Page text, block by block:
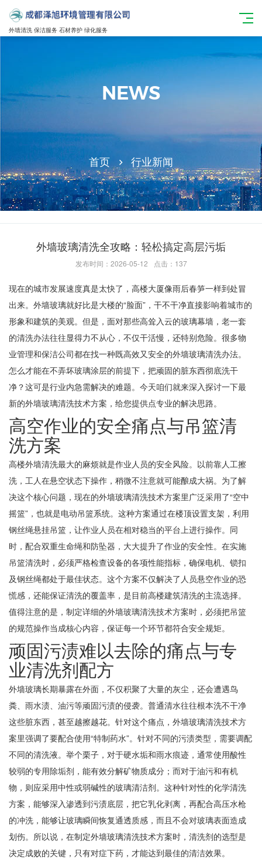
外墙清洗 保洁服务 石材养护 绿化服务
NEWS
首页 行业新闻
外墙玻璃清洗全攻略：轻松搞定高层污垢
发布时间：2026-05-12 点击：137
现在的城市发展速度真是太快了，高楼大厦像雨后春笋一样到处冒
出来。外墙玻璃就好比是大楼的“脸面”，干不干净直接影响着城市的
形象和建筑的美观。但是，面对那些高耸入云的玻璃幕墙，老一套
的清洗办法往往显得力不从心，不仅干活慢，还特别危险。很多物
业管理和保洁公司都在找一种既高效又安全的外墙玻璃清洗办法。
怎么才能在不弄坏玻璃涂层的前提下，把顽固的脏东西彻底洗干
净？这可是行业内急需解决的难题。今天咱们就来深入探讨一下最
新的外墙玻璃清洗技术方案，给您提供点专业的解决思路。
高空作业的安全痛点与吊篮清
洗方案
高楼外墙清洗最大的麻烦就是作业人员的安全风险。以前靠人工擦
洗，工人在悬空状态下操作，稍微不注意就可能酿成大祸。为了解
决这个核心问题，现在的外墙玻璃清洗技术方案里广泛采用了“空中
摇篮”，也就是电动吊篮系统。这种方案通过在楼顶设置支架，利用
钢丝绳悬挂吊篮，让作业人员在相对稳当的平台上进行操作。同
时，配合双重生命绳和防坠器，大大提升了作业的安全性。在实施
吊篮清洗时，必须严格检查设备的各项性能指标，确保电机、锁扣
及钢丝绳都处于最佳状态。这个方案不仅解决了人员悬空作业的恐
慌感，还能保证清洗的覆盖率，是目前高楼建筑清洗的主流选择。
值得注意的是，制定详细的外墙玻璃清洗技术方案时，必须把吊篮
的规范操作当成核心内容，保证每一个环节都符合安全规矩。
顽固污渍难以去除的痛点与专
业清洗剂配方
外墙玻璃长期暴露在外面，不仅积聚了大量的灰尘，还会遭遇鸟
粪、雨水渍、油污等顽固污渍的侵袭。普通清水往往根本洗不干净
这些脏东西，甚至越擦越花。针对这个痛点，外墙玻璃清洗技术方
案里强调了要配合使用“特制药水”。针对不同的污渍类型，需要调配
不同的清洗液。举个栗子，对于硬水垢和雨水痕迹，通常使用酸性
较弱的专用除垢剂，能有效分解矿物质成分；而对于油污和有机
物，则应采用中性或弱碱性的玻璃清洁剂。这种针对性的化学清洗
方案，能够深入渗透到污渍底层，把它乳化剥离，再配合高压水枪
的冲洗，能够让玻璃瞬间恢复通透质感，而且不会对玻璃表面造成
划伤。所以说，在制定外墙玻璃清洗技术方案时，清洗剂的选型是
决定成败的关键，只有对症下药，才能达到最佳的清洁效果。